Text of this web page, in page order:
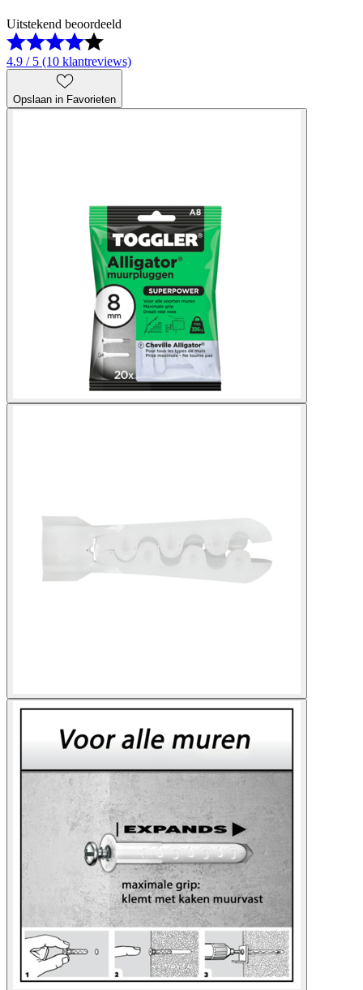
Uitstekend beoordeeld
4.9 / 5 (10 klantreviews)
Opslaan in Favorieten